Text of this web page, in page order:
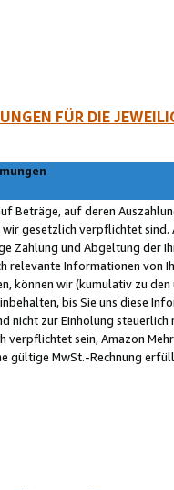
FÜR DIE
Beträge, auf deren
wir gesetzlich verpflichtet
Zahlung und Abgeltung der
relevante Informationen von
können wir (kumulativ zu
bis Sie uns diese
nicht zur Einholung
verpflichtet sein, Amazon
gültige MwSt.-Rechnung